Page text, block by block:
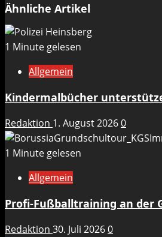
Ähnliche Artikel
1 Minute gelesen
Allgemein
Kindermalbücher
Redaktion 1. August 20260
1 Minute gelesen
Allgemein
Profi-Fußballtraining an der
Redaktion 30. Juli 20260